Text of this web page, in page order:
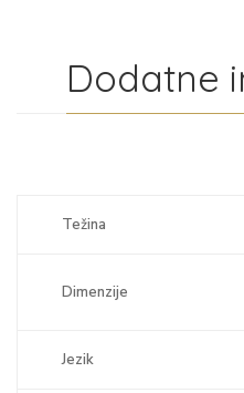
Dodatne
Težina
Dimenzije
Jezik